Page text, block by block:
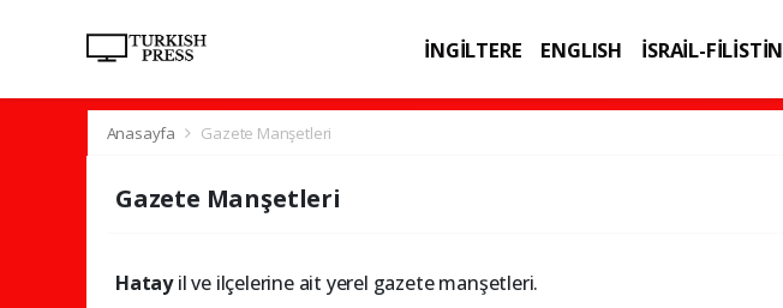
İNGİLTERE ENGLISH İSRAİL-FİLİSTİN
Anasayfa Gazete Manşetleri
Gazete Manşetleri
Hatayil ve ilçelerine ait yerel gazete manşetleri.